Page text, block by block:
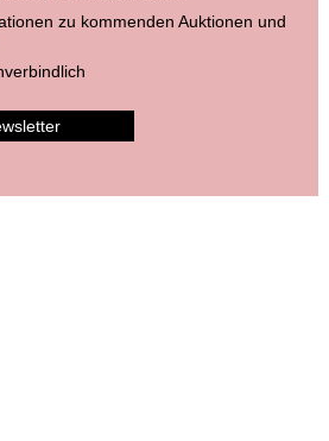
zu kommenden Auktionen und